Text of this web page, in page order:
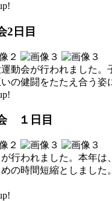
2日目
動会が行われました
の健闘をたたえ合う姿
１日目
行われました。本年
の時間短縮としまし